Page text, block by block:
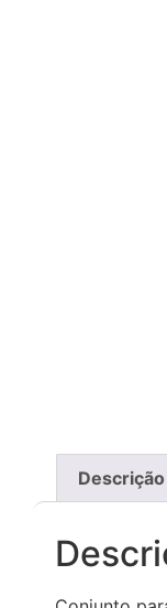
Descrição